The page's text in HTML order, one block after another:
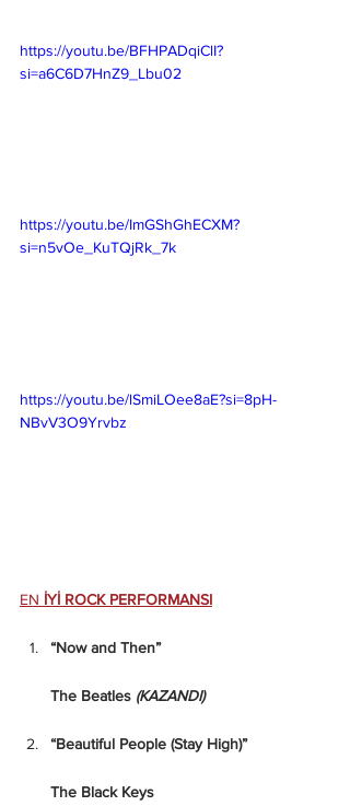
https://youtu.be/BFHPADqiClI?
si=a6C6D7HnZ9_Lbu02
https://youtu.be/ImGShGhECXM?
si=n5vOe_KuTQjRk_7k
https://youtu.be/lSmiLOee8aE?si=8pH-
NBvV3O9Yrvbz
EN İYİ ROCK PERFORMANSI
“Now and Then”
The Beatles (KAZANDI)
“Beautiful People (Stay High)”
The Black Keys